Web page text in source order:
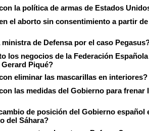
la política de armas de Estados
el aborto sin consentimiento a partir
de Defensa por el caso
los negocios de la Federación
Piqué?
eliminar las mascarillas en interiores?
las medidas del Gobierno para frenar
de posición del Gobierno español
del Sáhara?